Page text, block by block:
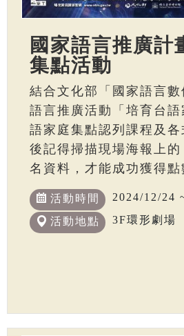
國家語言推廣計
集點活動
結合文化部「國家語言
語言推廣活動「培育台
語家庭集點認列課程及
後記得掃描現場海報上
名資料，才能成功獲得點
活動時間 2024/12/24
活動地點 3F環形劇場